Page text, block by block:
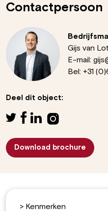
Contactpersoon
Gijs van
E-mail:
Bel: +31
Deel dit object:
Download brochure
> Kenmerken